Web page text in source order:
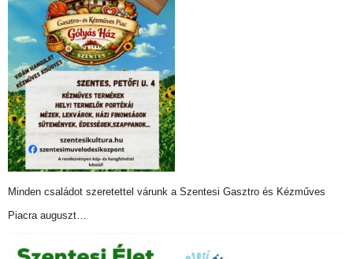
Minden családot szeretettel várunk a Szentesi Gasztro és Kézműves
Piacra auguszt…